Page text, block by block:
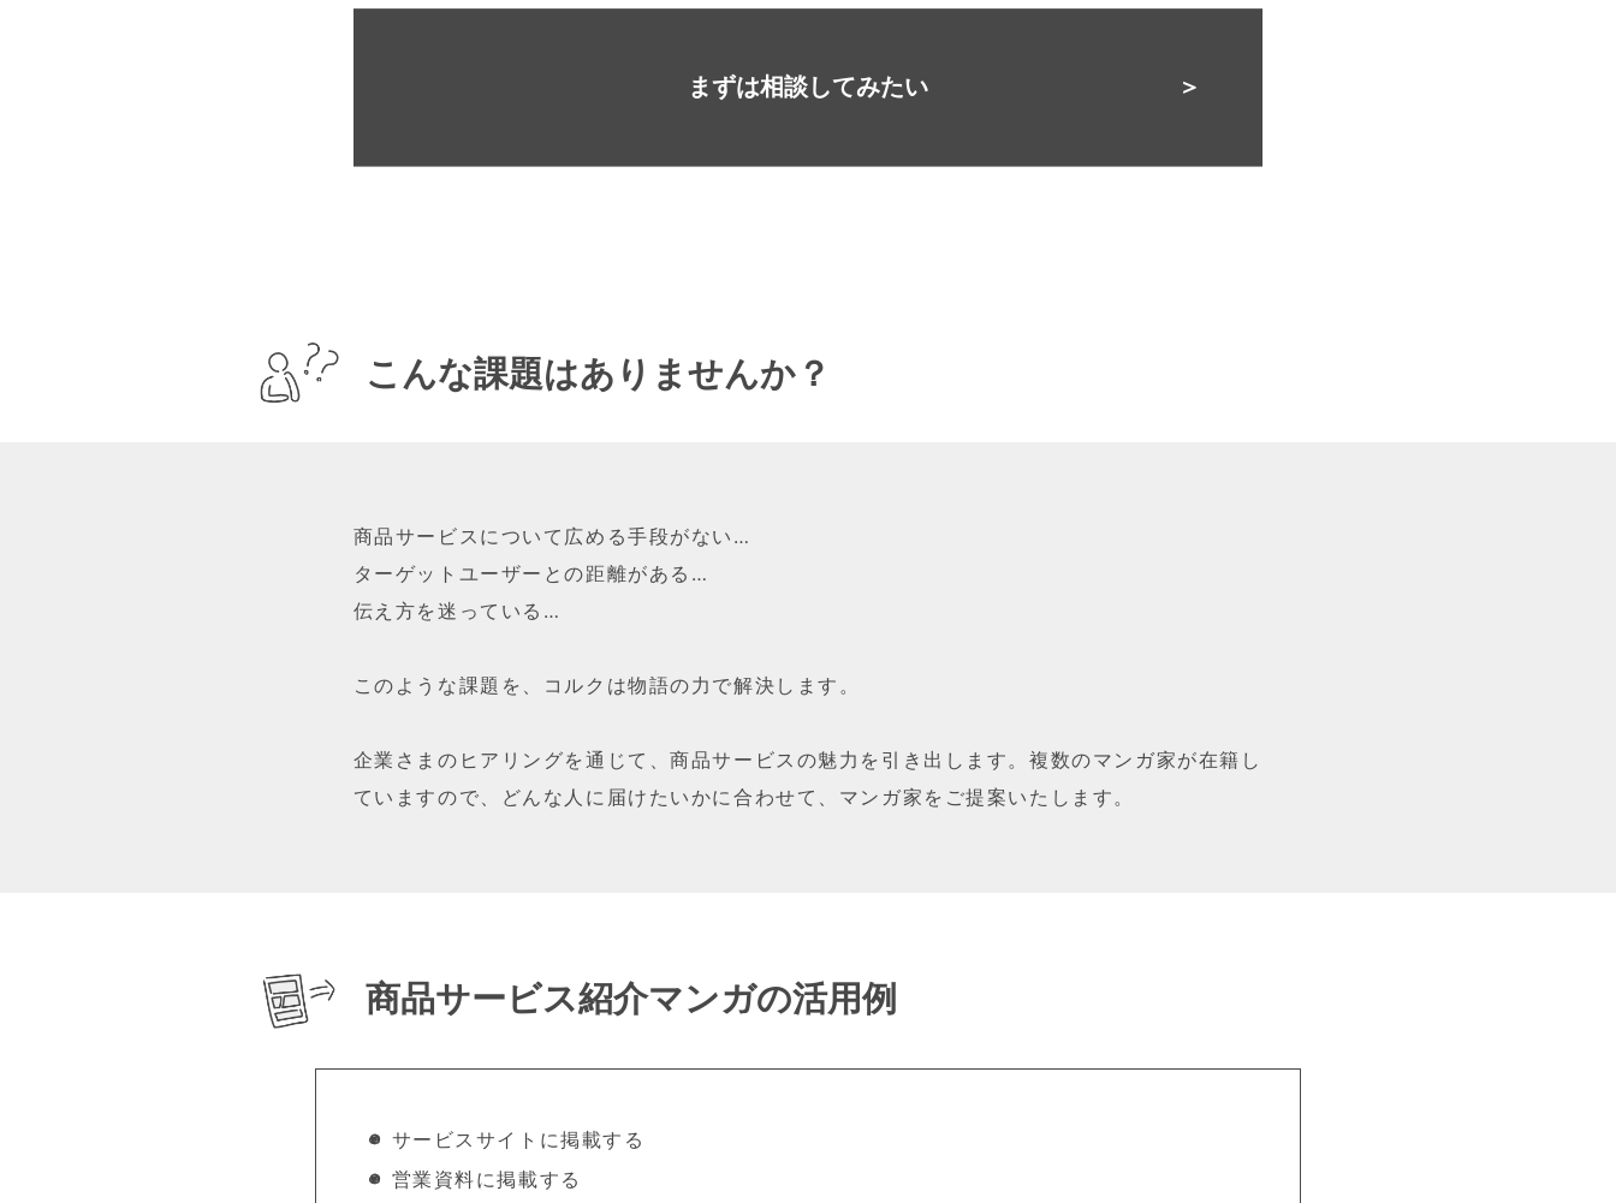
まずは相談してみたい
こんな課題はありませんか？
商品サービスについて広める手段がない…
ターゲットユーザーとの距離がある…
伝え方を迷っている…
このような課題を、コルクは物語の力で解決します。
企業さまのヒアリングを通じて、商品サービスの魅力を引き出します。複数のマンガ家が在籍し
ていますので、どんな人に届けたいかに合わせて、マンガ家をご提案いたします。
商品サービス紹介マンガの活用例
サービスサイトに掲載する
営業資料に掲載する